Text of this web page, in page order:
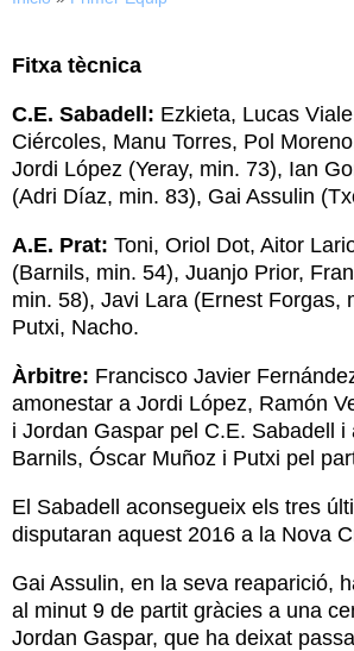
Fitxa tècnica
C.E. Sabadell: Ezkieta, Lucas
Ciércoles, Manu Torres, Pol
Jordi López (Yeray, min. 73), Ian
(Adri Díaz, min. 83), Gai Assulin
A.E. Prat: Toni, Oriol Dot, Aitor
(Barnils, min. 54), Juanjo Prior,
min. 58), Javi Lara (Ernest Forgas,
Putxi, Nacho.
Àrbitre: Francisco Javier
amonestar a Jordi López, Ramón
i Jordan Gaspar pel C.E. Sabadell i
Barnils, Óscar Muñoz i Putxi pel
El Sabadell aconsegueix els tres
disputaran aquest 2016 a la Nova
Gai Assulin, en la seva reaparició,
al minut 9 de partit gràcies a una
Jordan Gaspar, que ha deixat